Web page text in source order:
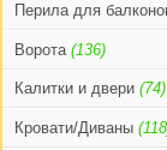
Перила для
Ворота (136)
Калитки и двери (74)
Кровати/Диваны